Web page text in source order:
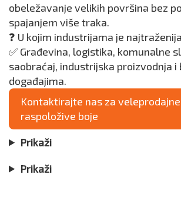
obeležavanje velikih površina bez
spajanjem više traka.
❓ U kojim industrijama je
✅ Građevina, logistika, komunalne
saobraćaj, industrijska proizvodnja i
događajima.
Kontaktirajte nas za
raspoložive boje
Prikaži
Prikaži